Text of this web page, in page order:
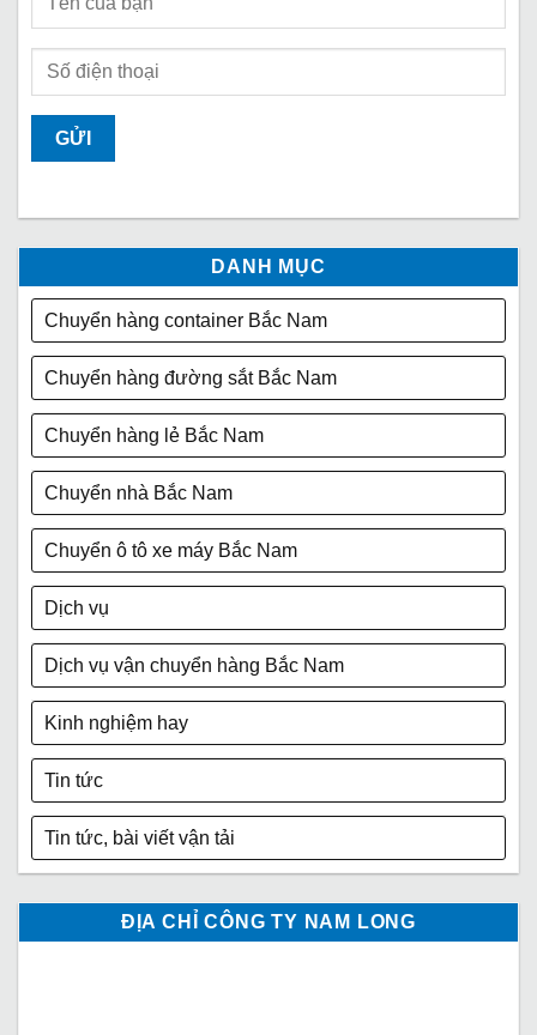
DANH MỤC
Chuyển hàng container Bắc Nam
Chuyển hàng đường sắt Bắc Nam
Chuyển hàng lẻ Bắc Nam
Chuyển nhà Bắc Nam
Chuyển ô tô xe máy Bắc Nam
Dịch vụ
Dịch vụ vận chuyển hàng Bắc Nam
Kinh nghiệm hay
Tin tức
Tin tức, bài viết vận tải
ĐỊA CHỈ CÔNG TY NAM LONG